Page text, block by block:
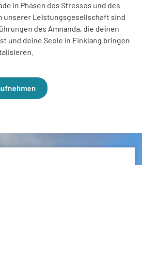
in Phasen des Stresses und des
unserer Leistungsgesellschaft sind
des Amnanda, die deinen
und deine Seele in Einklang bringen